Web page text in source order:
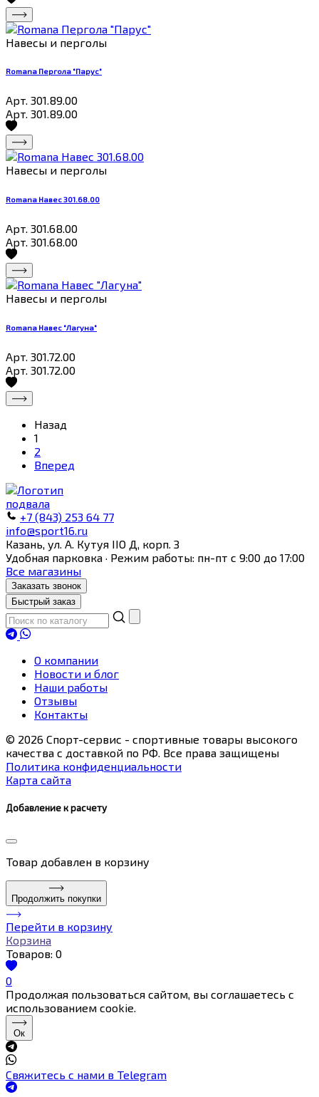
Навесы и перголы
Romana Пергола "Парус"
Арт. 301.89.00
Арт. 301.89.00
Навесы и перголы
Romana Навес 301.68.00
Арт. 301.68.00
Арт. 301.68.00
Навесы и перголы
Romana Навес "Лагуна"
Арт. 301.72.00
Арт. 301.72.00
Назад
1
2
Вперед
+7 (843) 253 64 77
info@sport16.ru
Казань, ул. А. Кутуя IIO Д, корп. З
Удобная парковка · Режим работы: пн-пт с 9:00 до 17:00
Все магазины
Заказать звонок
Быстрый заказ
О компании
Новости и блог
Наши работы
Отзывы
Контакты
© 2026 Спорт-сервис - спортивные товары высокого
качества с доставкой по РФ. Все права защищены
Политика конфиденциальности
Карта сайта
Добавление к расчету
Товар добавлен в корзину
Продолжить покупки
Перейти в корзину
Корзина
Товаров: 0
0
Продолжая пользоваться сайтом, вы соглашаетесь с
использованием cookie.
Ок
Свяжитесь с нами в Telegram